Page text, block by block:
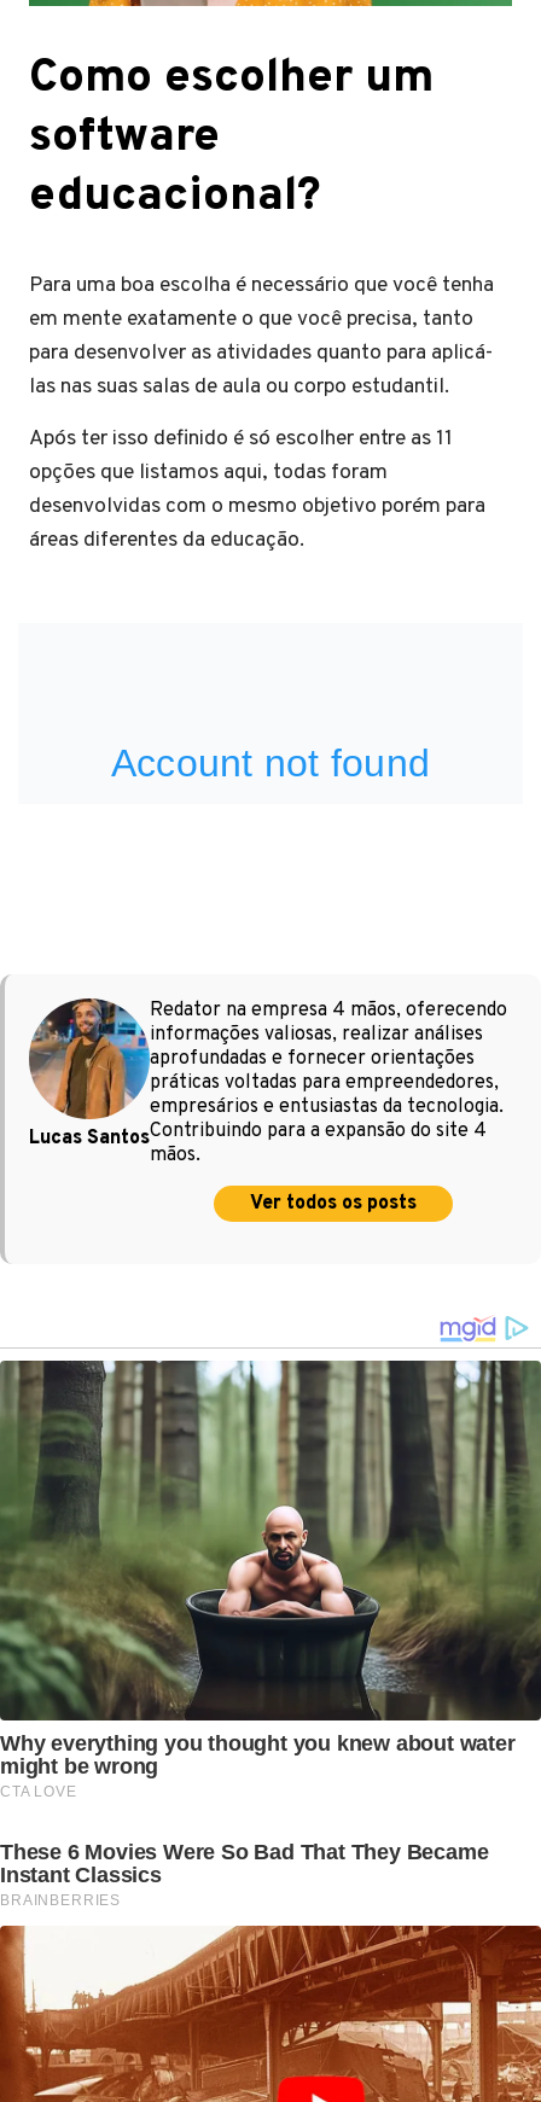
Como escolher um
software
educacional?
Para uma boa escolha é necessário que você tenha
em mente exatamente o que você precisa, tanto
para desenvolver as atividades quanto para aplicá-
las nas suas salas de aula ou corpo estudantil.
Após ter isso definido é só escolher entre as 11
opções que listamos aqui, todas foram
desenvolvidas com o mesmo objetivo porém para
áreas diferentes da educação.
Lucas Santos
Redator na empresa 4 mãos, oferecendo
informações valiosas, realizar análises
aprofundadas e fornecer orientações
práticas voltadas para empreendedores,
empresários e entusiastas da tecnologia.
Contribuindo para a expansão do site 4
mãos.
Ver todos os posts